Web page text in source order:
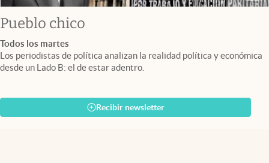
Pueblo chico
Todos los martes
Los periodistas de política analizan la realidad política y económica
desde un Lado B: el de estar adentro.
Recibir newsletter